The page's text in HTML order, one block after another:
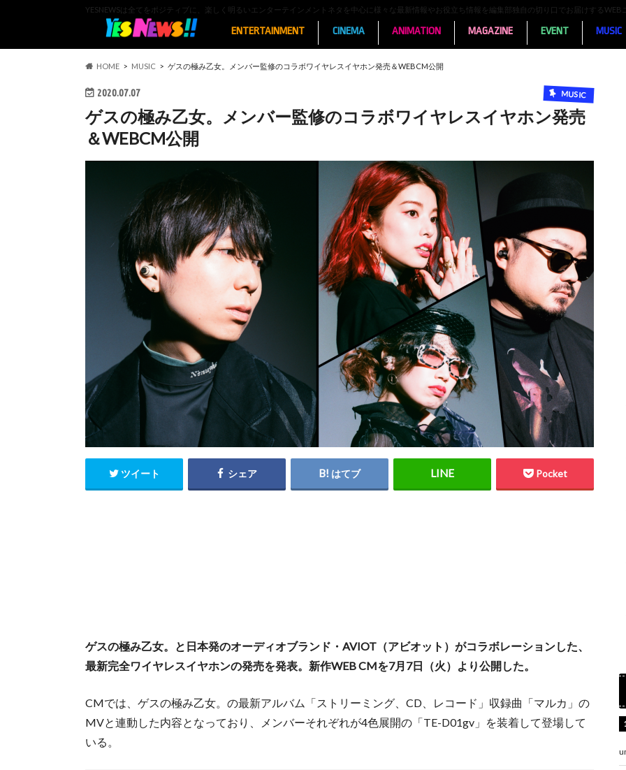
YESNEWSは全てをポジティブに、楽しく明るいエンターテインメントネタを中心に様々な最新情報やお役立ち情報を編集部独自の切り口でお届けするWEB
ENTERTAINMENT CINEMA ANIMATION MAGAZINE EVENT MUSIC
HOME MUSIC ゲスの極み乙女。メンバー監修のコラボワイヤレスイヤホン発売＆WEBCM公開
2020.07.07 MUSIC
ゲスの極み乙女。メンバー監修のコラボワイヤレスイヤホン発売
＆WEBCM公開
ツイート シェア はてブ Pocket
ゲスの極み乙女。と⽇本発のオーディオブランド・AVIOT（アビオット）がコラボレーションした、
最新完全ワイヤレスイヤホンの発売を発表。新作WEB CMを7月7日（火）より公開した。
CMでは、ゲスの極み乙女。の最新アルバム「ストリーミング、CD、レコード」収録曲「マルカ」の
MVと連動した内容となっており、メンバーそれぞれが4色展開の「TE-D01gv」を装着して登場して
いる。